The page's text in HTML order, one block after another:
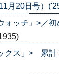
月20日号）
ォッチ」>／
クス」> 累計